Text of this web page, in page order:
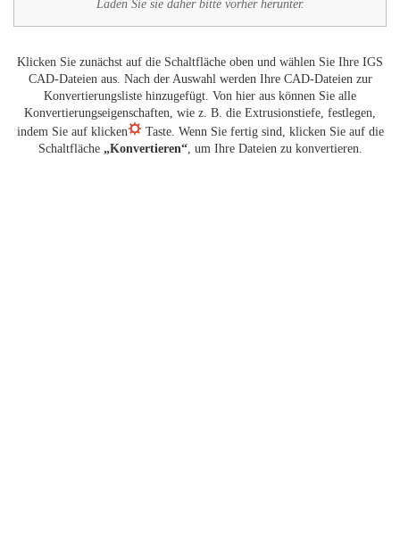
Laden Sie sie daher bitte vorher herunter.
Klicken Sie zunächst auf die Schaltfläche oben und wählen Sie Ihre IGS
CAD-Dateien aus. Nach der Auswahl werden Ihre CAD-Dateien zur
Konvertierungsliste hinzugefügt. Von hier aus können Sie alle
Konvertierungseigenschaften, wie z. B. die Extrusionstiefe, festlegen,
indem Sie auf klicken
Taste. Wenn Sie fertig sind, klicken Sie auf die
Schaltfläche „Konvertieren“, um Ihre Dateien zu konvertieren.